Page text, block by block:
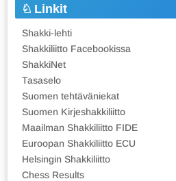
Linkit
Shakki-lehti
Shakkiliitto Facebookissa
ShakkiNet
Tasaselo
Suomen tehtäväniekat
Suomen Kirjeshakkiliitto
Maailman Shakkiliitto FIDE
Euroopan Shakkiliitto ECU
Helsingin Shakkiliitto
Chess Results